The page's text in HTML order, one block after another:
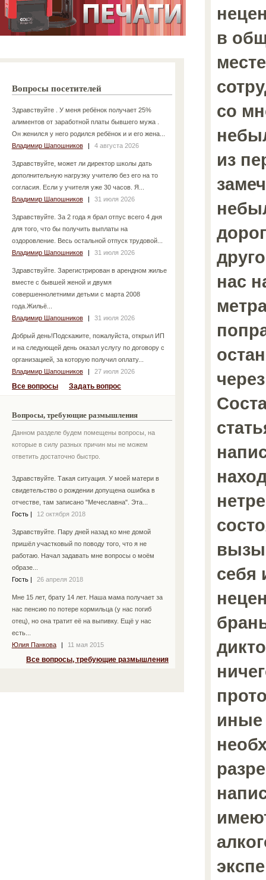
Вопросы посетителей
Здравствуйте . У меня ребёнок получает 25%
алиментов от заработной платы бывшего мужа .
Он женился у него родился ребёнок и и его жена...
Владимир Шапошников
| 4 августа 2026
Здравствуйте, может ли директор школы дать
дополнительную нагрузку учителю без его на то
согласия. Если у учителя уже 30 часов. Я...
Владимир Шапошников
| 31 июля 2026
Здравствуйте. За 2 года я брал отпус всего 4 дня
для того, что бы получить выплаты на
оздоровление. Весь остальной отпуск трудовой...
Владимир Шапошников
| 31 июля 2026
Здравствуйте. Зарегистрирован в арендном жилье
вместе с бывшей женой и двумя
совершеннолетними детьми с марта 2008
года.Жильё...
Владимир Шапошников
| 31 июля 2026
Добрый день!Подскажите, пожалуйста, открыл ИП
и на следующей день оказал услугу по договору с
организацией, за которую получил оплату...
Владимир Шапошников
| 27 июля 2026
Все вопросы Задать вопрос
Вопросы, требующие размышления
Данном разделе будем помещены вопросы, на
которые в силу разных причин мы не можем
ответить достаточно быстро.
Здравствуйте. Такая ситуация. У моей матери в
свидетельство о рождении допущена ошибка в
отчестве, там записано "Мечеславна". Эта...
Гость
12 октября 2018
Здравствуйте. Пару дней назад ко мне домой
пришёл участковый по поводу того, что я не
работаю. Начал задавать мне вопросы о моём
образе...
Гость
26 апреля 2018
Мне 15 лет, брату 14 лет. Наша мама получает за
нас пенсию по потере кормильца (у нас погиб
отец), но она тратит её на выпивку. Ещё у нас
есть...
Юлия Панкова
11 мая 2015
Все вопросы, требующие размышления
в
со
из
нас
себя
иные